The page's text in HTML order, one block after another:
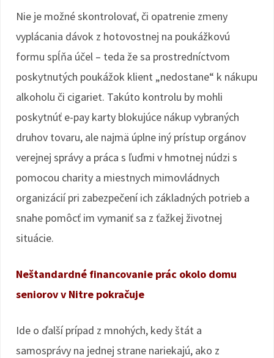
Nie je možné skontrolovať, či opatrenie zmeny
vyplácania dávok z hotovostnej na poukážkovú
formu spĺňa účel – teda že sa prostredníctvom
poskytnutých poukážok klient „nedostane“ k nákupu
alkoholu či cigariet. Takúto kontrolu by mohli
poskytnúť e-pay karty blokujúce nákup vybraných
druhov tovaru, ale najmä úplne iný prístup orgánov
verejnej správy a práca s ľuďmi v hmotnej núdzi s
pomocou charity a miestnych mimovládnych
organizácií pri zabezpečení ich základných potrieb a
snahe pomôcť im vymaniť sa z ťažkej životnej
situácie.
Neštandardné financovanie prác okolo domu
seniorov v Nitre pokračuje
Ide o ďalší prípad z mnohých, kedy štát a
samosprávy na jednej strane nariekajú, ako z